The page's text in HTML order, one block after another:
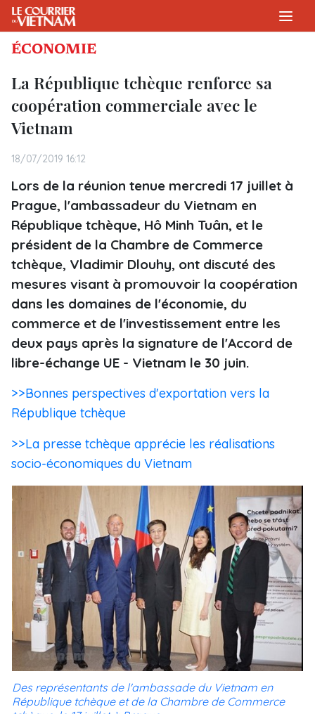
ÉCONOMIE
La République tchèque renforce sa
coopération commerciale avec le
Vietnam
18/07/2019 16:12
Lors de la réunion tenue mercredi 17 juillet à
Prague, l'ambassadeur du Vietnam en
République tchèque, Hô Minh Tuân, et le
président de la Chambre de Commerce
tchèque, Vladimir Dlouhy, ont discuté des
mesures visant à promouvoir la coopération
dans les domaines de l'économie, du
commerce et de l'investissement entre les
deux pays après la signature de l'Accord de
libre-échange UE - Vietnam le 30 juin.
>>Bonnes perspectives d'exportation vers la
République tchèque
>>La presse tchèque apprécie les réalisations
socio-économiques du Vietnam
Des représentants de l'ambassade du Vietnam en
République tchèque et de la Chambre de Commerce